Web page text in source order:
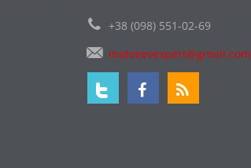
+38 (098) 551-02-69
matveevexpert@gmail.com